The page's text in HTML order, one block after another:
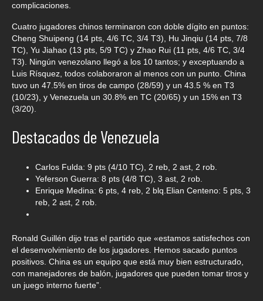
complicaciones.
Cuatro jugadores chinos terminaron con doble dígito en puntos:
Cheng Shuipeng (14 pts, 4/6 TC, 3/4 T3), Hu Jinqiu (14 pts, 7/8
TC), Yu Jiahao (13 pts, 5/9 TC) y Zhao Rui (11 pts, 4/6 TC, 3/4
T3). Ningún venezolano llegó a los 10 tantos; y exceptuando a
Luis Rísquez, todos colaboraron al menos con un punto. China
tuvo un 47.5% en tiros de campo (28/59) y un 43.5 % en T3
(10/23), y Venezuela un 30.8% en TC (20/65) y un 15% en T3
(3/20).
Destacados de Venezuela
Carlos Fulda: 9 pts (4/10 TC), 2 reb, 2 ast, 2 rob.
Yeferson Guerra: 8 pts (4/8 TC), 3 ast, 2 rob.
Enrique Medina: 6 pts, 4 reb, 2 blq.Elian Centeno: 5 pts, 3
reb, 2 ast, 2 rob.
Ronald Guillén dijo tras el partido que «estamos satisfechos con
el desenvolvimiento de los jugadores. Hemos sacado puntos
positivos. China es un equipo que está muy bien estructurado,
con manejadores de balón, jugadores que pueden tomar tiros y
un juego interno fuerte”.